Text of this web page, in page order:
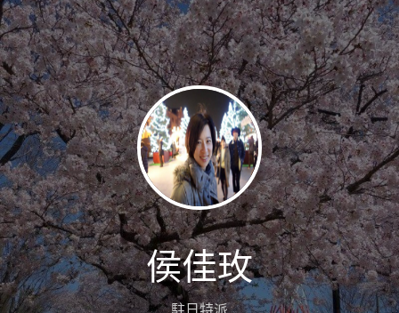
侯佳玫
駐日特派